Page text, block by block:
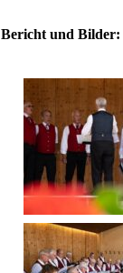
Bericht und Bilder: